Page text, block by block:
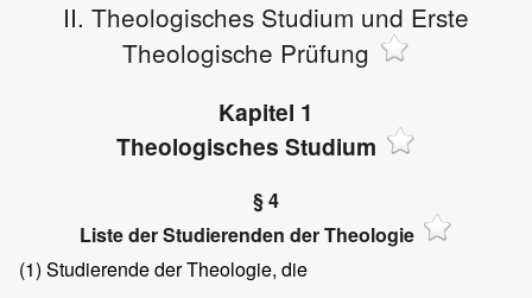
II. Theologisches Studium und Erste
Theologische Prüfung
Kapitel 1
Theologisches Studium
§ 4
Liste der Studierenden der Theologie
(1) Studierende der Theologie, die